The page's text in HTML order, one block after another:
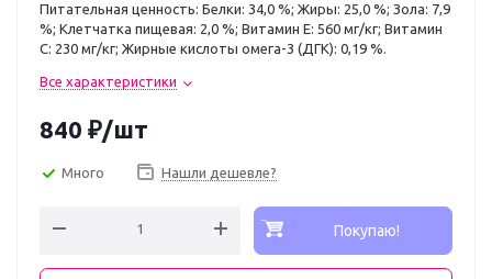
Питательная ценность: Белки: 34,0 %; Жиры: 25,0 %; Зола: 7,9
%; Клетчатка пищевая: 2,0 %; Витамин E: 560 мг/кг; Витамин
C: 230 мг/кг; Жирные кислоты oмега-3 (ДГК): 0,19 %.
Все характеристики
840 ₽/шт
Много Нашли дешевле?
Покупаю!